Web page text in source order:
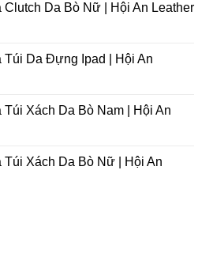
Clutch Da Bò Nữ | Hội An Leather
Túi Da Đựng Ipad | Hội An
Xách Da Bò Nam | Hội An
Túi Xách Da Bò Nữ | Hội An